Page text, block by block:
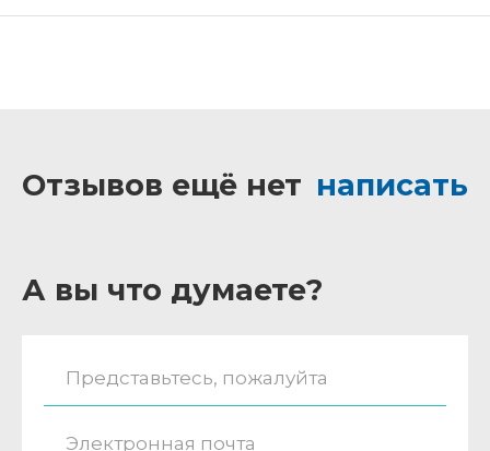
Отзывов ещё нет написать
А вы что думаете?